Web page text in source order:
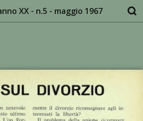
XX - n.5 - maggio 1967